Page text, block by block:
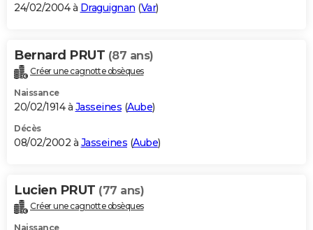
24/02/2004 à Draguignan (Var)
Bernard PRUT (87 ans)
Créer une cagnotte obsèques
Naissance
20/02/1914 à Jasseines (Aube)
Décès
08/02/2002 à Jasseines (Aube)
Lucien PRUT (77 ans)
Créer une cagnotte obsèques
Naissance